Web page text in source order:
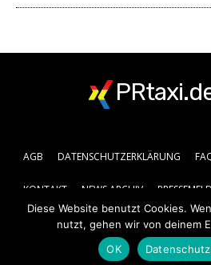
AGB DATENSCHUTZERKLÄRUNG
KONTAKT NEWS ARCHIV
© 2019 - 2025 Prtaxi.de | All
Diese Website benutzt Cookies.
nutzt, gehen wir von deinem
OK